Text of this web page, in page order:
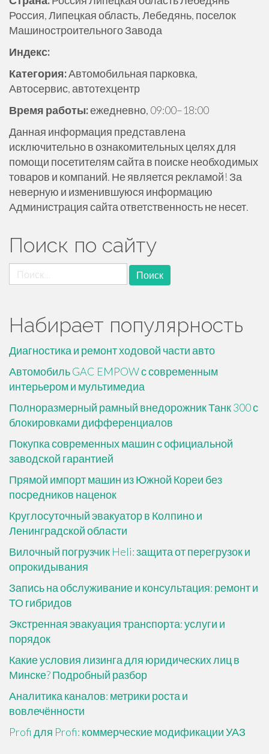
Россия, Липецкая область, Лебедянь, поселок
Машиностроительного Завода
Индекс:
Категория:Автомобильная парковка,
Автосервис, автотехцентр
Время работы:ежедневно, 09:00–18:00
Данная информация представлена
исключительно в ознакомительных целях для
помощи посетителям сайта в поиске необходимых
товаров и компаний. Не является рекламой! За
неверную и изменившуюся информацию
Администрация сайта ответственность не несет.
Поиск по сайту
Найти:
Набирает популярность
Диагностика и ремонт ходовой части авто
Автомобиль GAC EMPOW с современным
интерьером и мультимедиа
Полноразмерный рамный внедорожник Танк 300 с
блокировками дифференциалов
Покупка современных машин с официальной
заводской гарантией
Прямой импорт машин из Южной Кореи без
посредников наценок
Круглосуточный эвакуатор в Колпино и
Ленинградской области
Вилочный погрузчик Heli: защита от перегрузок и
опрокидывания
Запись на обслуживание и консультация: ремонт и
ТО гибридов
Экстренная эвакуация транспорта: услуги и
порядок
Какие условия лизинга для юридических лиц в
Минске? Подробный разбор
Аналитика каналов: метрики роста и
вовлечённости
Profi для Profi: коммерческие модификации УАЗ